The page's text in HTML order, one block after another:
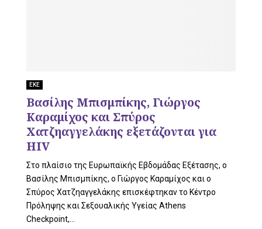
ΕΚΕ
Βασίλης Μπισμπίκης, Γιώργος
Καραμίχος και Σπύρος
Χατζηαγγελάκης εξετάζονται για
HIV
Στο πλαίσιο της Ευρωπαϊκής Εβδομάδας Εξέτασης, ο
Βασίλης Μπισμπίκης, ο Γιώργος Καραμίχος και ο
Σπύρος Χατζηαγγελάκης επισκέφτηκαν το Κέντρο
Πρόληψης και Σεξουαλικής Υγείας Athens
Checkpoint,...